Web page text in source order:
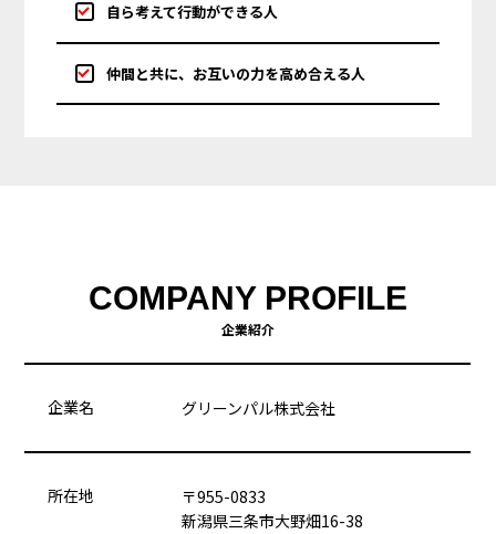
自ら考えて行動ができる人
仲間と共に、お互いの力を高め合える人
COMPANY PROFILE
企業紹介
企業名 グリーンパル株式会社
所在地
〒955-0833
新潟県三条市大野畑16-38